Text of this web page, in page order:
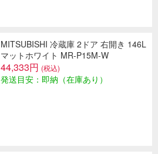
MITSUBISHI 冷蔵庫 2ドア 右開き 146L
マットホワイト MR-P15M-W
44,333円 (税込)
発送目安：即納（在庫あり）